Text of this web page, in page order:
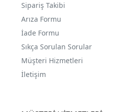
Sipariş Takibi
Arıza Formu
İade Formu
Sıkça Sorulan Sorular
Müşteri Hizmetleri
İletişim